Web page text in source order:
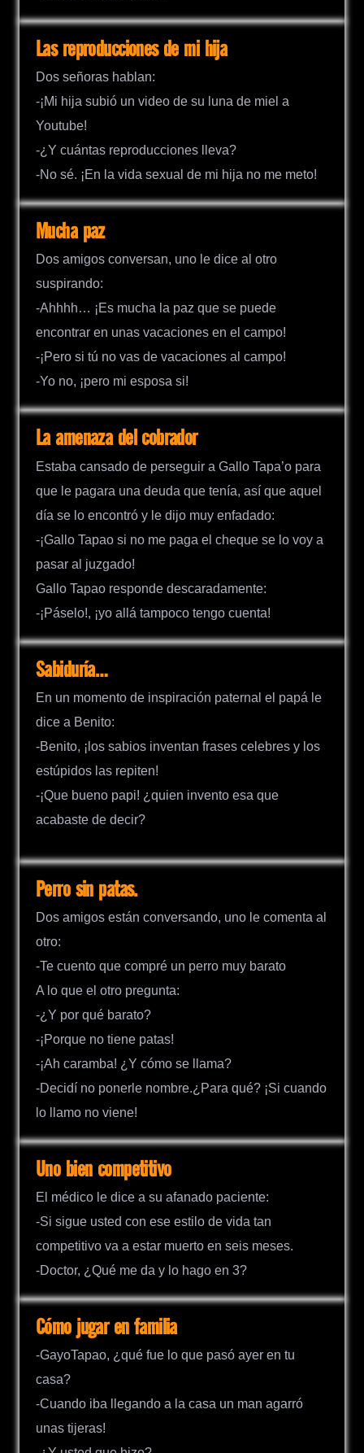
Las reproducciones de mi hija
Dos señoras hablan:
-¡Mi hija subió un video de su luna de miel a
Youtube!
-¿Y cuántas reproducciones lleva?
-No sé. ¡En la vida sexual de mi hija no me meto!
Mucha paz
Dos amigos conversan, uno le dice al otro
suspirando:
-Ahhhh… ¡Es mucha la paz que se puede
encontrar en unas vacaciones en el campo!
-¡Pero si tú no vas de vacaciones al campo!
-Yo no, ¡pero mi esposa si!
La amenaza del cobrador
Estaba cansado de perseguir a Gallo Tapa’o para
que le pagara una deuda que tenía, así que aquel
día se lo encontró y le dijo muy enfadado:
-¡Gallo Tapao si no me paga el cheque se lo voy a
pasar al juzgado!
Gallo Tapao responde descaradamente:
-¡Páselo!, ¡yo allá tampoco tengo cuenta!
Sabiduría…
En un momento de inspiración paternal el papá le
dice a Benito:
-Benito, ¡los sabios inventan frases celebres y los
estúpidos las repiten!
-¡Que bueno papi! ¿quien invento esa que
acabaste de decir?
Perro sin patas.
Dos amigos están conversando, uno le comenta al
otro:
-Te cuento que compré un perro muy barato
A lo que el otro pregunta:
-¿Y por qué barato?
-¡Porque no tiene patas!
-¡Ah caramba! ¿Y cómo se llama?
-Decidí no ponerle nombre.¿Para qué? ¡Si cuando
lo llamo no viene!
Uno bien competitivo
El médico le dice a su afanado paciente:
-Si sigue usted con ese estilo de vida tan
competitivo va a estar muerto en seis meses.
-Doctor, ¿Qué me da y lo hago en 3?
Cómo jugar en familia
-GayoTapao, ¿qué fue lo que pasó ayer en tu
casa?
-Cuando iba llegando a la casa un man agarró
unas tijeras!